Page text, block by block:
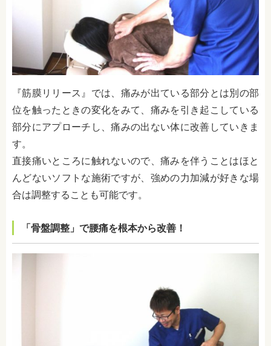
『筋膜リリース』では、痛みが出ている部分とは別の部
位を触ったときの変化をみて、痛みを引き起こしている
部分にアプローチし、痛みの出ない体に改善していきま
す。
直接痛いところに触れないので、痛みを伴うことはほと
んどないソフトな施術ですが、強めの力加減が好きな場
合は調整することも可能です。
「骨盤調整」で腰痛を根本から改善！